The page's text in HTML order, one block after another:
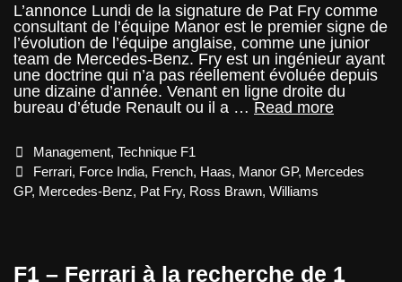
L’annonce Lundi de la signature de Pat Fry comme
consultant de l’équipe Manor est le premier signe de
l’évolution de l’équipe anglaise, comme une junior
team de Mercedes-Benz. Fry est un ingénieur ayant
une doctrine qui n’a pas réellement évoluée depuis
une dizaine d’année. Venant en ligne droite du
bureau d’étude Renault ou il a … Read morePat
entrer
Categories
Management,Technique F1
Tags
Ferrari, Force India, French, Haas, Manor GP, Mercedes
GP, Mercedes-Benz, Pat Fry, Ross Brawn, Williams
F1 – Ferrari à la recherche de 1